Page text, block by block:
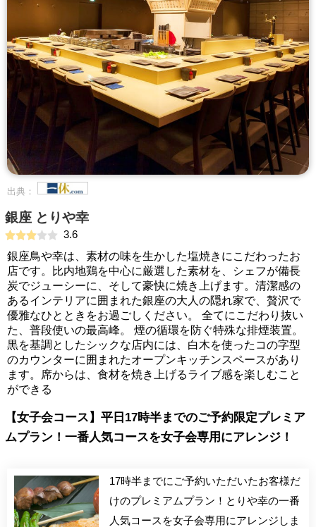
出典：
銀座 とりや幸
3.6
銀座鳥や幸は、素材の味を生かした塩焼きにこだわったお
店です。比内地鶏を中心に厳選した素材を、シェフが備長
炭でジューシーに、そして豪快に焼き上げます。清潔感の
あるインテリアに囲まれた銀座の大人の隠れ家で、贅沢で
優雅なひとときをお過ごしください。 全てにこだわり抜い
た、普段使いの最高峰。 煙の循環を防ぐ特殊な排煙装置。
黒を基調としたシックな店内には、白木を使ったコの字型
のカウンターに囲まれたオープンキッチンスペースがあり
ます。席からは、食材を焼き上げるライブ感を楽しむこと
ができる
【女子会コース】平日17時半までのご予約限定プレミア
ムプラン！一番人気コースを女子会専用にアレンジ！
17時半までにご予約いただいたお客様だ
けのプレミアムプラン！とりや幸の一番
人気コースを女子会専用にアレンジしま